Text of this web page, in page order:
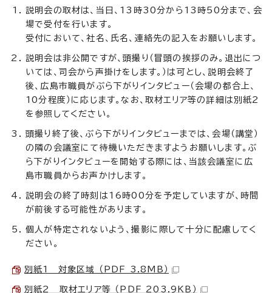
説明会の取材は、当日、13時30分から13時50分まで、会
場で受付を行います。
受付において、社名、氏名、連絡先の記入をお願いします。
説明会は非公開ですが、頭撮り（冒頭の挨拶のみ。退出につ
いては、司会から声掛けをします。）は可とし、説明会終了
後、広島市職員がぶら下がりインタビュー（会場の都合上、
10分程度）に応じます。なお、取材エリア等の詳細は別紙2
を参照してください。
頭撮り終了後、ぶら下がりインタビューまでは、会場（講堂）
の隣の会議室にて待機いただきますようお願いします。ぶ
ら下がりインタビューを開始する際には、当該会議室に広
島市職員からお声かけします。
説明会の終了時刻は16時00分を予定していますが、時間
が前後する可能性があります。
個人が特定されないよう、撮影に際して十分に配慮してく
ださい。
別紙1 対象区域 （PDF 3.8MB）
別紙2 取材エリア等 （PDF 203.9KB）